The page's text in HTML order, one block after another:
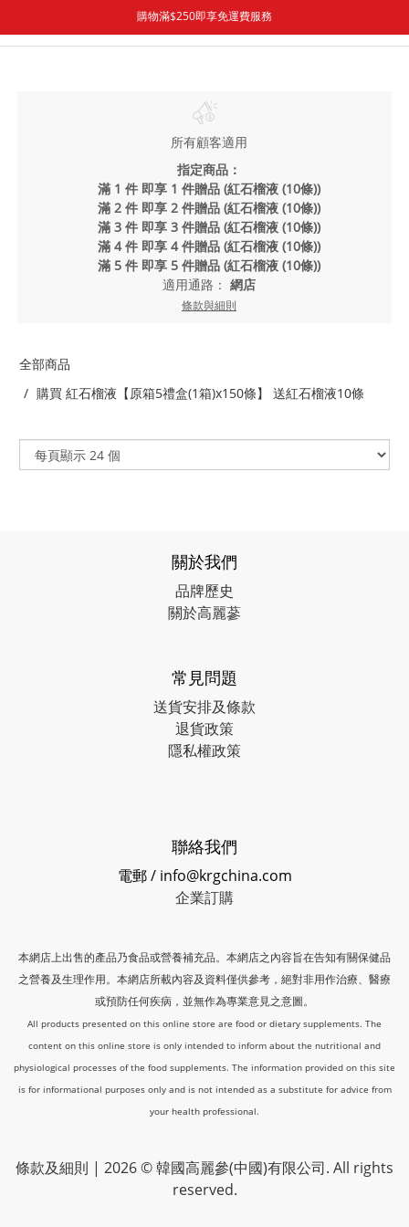
所有顧客適用
指定商品：
滿 1 件 即享 1 件贈品 (紅石榴液 (10條))
滿 2 件 即享 2 件贈品 (紅石榴液 (10條))
滿 3 件 即享 3 件贈品 (紅石榴液 (10條))
滿 4 件 即享 4 件贈品 (紅石榴液 (10條))
滿 5 件 即享 5 件贈品 (紅石榴液 (10條))
適用通路： 網店
條款與細則
全部商品
購買 紅石榴液【原箱5禮盒(1箱)x150條】 送紅石榴液10條
關於我們
品牌歷史
關於高麗蔘
常見問題
送貨安排及條款
退貨政策
隱私權政策
聯絡我們
電郵 / info@krgchina.com
企業訂購
本網店上出售的產品乃食品或營養補充品。本網店之內容旨在告知有關保健品
之營養及生理作用。本網店所載內容及資料僅供參考，絕對非用作治療、醫療
或預防任何疾病，並無作為專業意見之意圖。
All products presented on this online store are food or dietary supplements. The
content on this online store is only intended to inform about the nutritional and
physiological processes of the food supplements. The information provided on this site
is for informational purposes only and is not intended as a substitute for advice from
your health professional.
條款及細則 | 2026 © 韓國高麗參(中國)有限公司. All rights
reserved.
購物滿$250即享免運費服務